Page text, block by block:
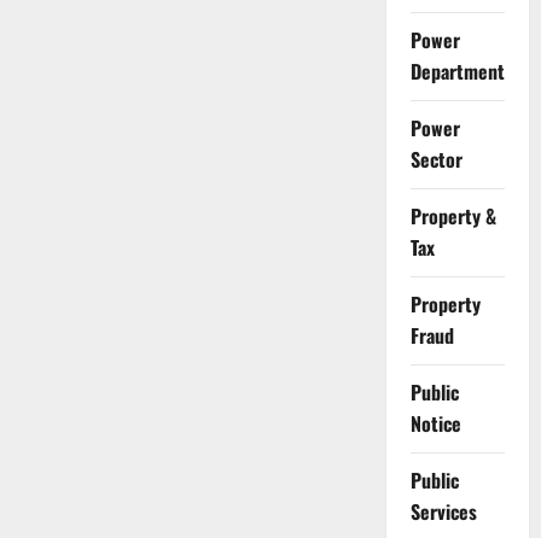
Power
Department
Power
Sector
Property &
Tax
Property
Fraud
Public
Notice
Public
Services